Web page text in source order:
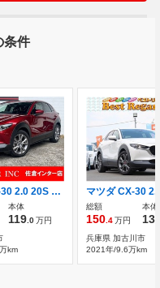
条件
マツダ CX-30 2.0 20S プロアクティブ ツーリングセレクション 純正ナビ 360度カメラ 衝突軽減ブレーキ
本体
119 .0万円
km
総額
150 .4万円
本体
兵庫県 加古川市
2021年/9.6万km